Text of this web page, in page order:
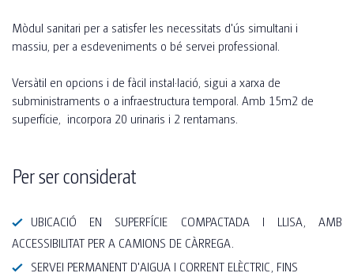
Mòdul sanitari per a satisfer les necessitats d'ús simultani i
massiu, per a esdeveniments o bé servei professional.
Versàtil en opcions i de fàcil instal·lació, sigui a xarxa de
subministraments o a infraestructura temporal. Amb 15m2 de
superfície, incorpora 20 urinaris i 2 rentamans.
Per ser considerat
UBICACIÓ EN SUPERFÍCIE COMPACTADA I LLISA, AMB
ACCESSIBILITAT PER A CAMIONS DE CÀRREGA.
SERVEI PERMANENT D'AIGUA I CORRENT ELÈCTRIC, FINS